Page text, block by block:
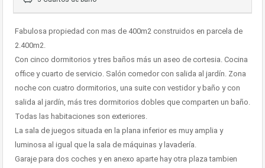
Fabulosa propiedad con mas de 400m2 construidos en parcela de
2.400m2.
Con cinco dormitorios y tres baños más un aseo de cortesia. Cocina
office y cuarto de servicio. Salón comedor con salida al jardín. Zona
noche con cuatro dormitorios, una suite con vestidor y baño y con
salida al jardín, más tres dormitorios dobles que comparten un baño.
Todas las habitaciones son exteriores.
La sala de juegos situada en la plana inferior es muy amplia y
luminosa al igual que la sala de máquinas y lavadería.
Garaje para dos coches y en anexo aparte hay otra plaza tambien